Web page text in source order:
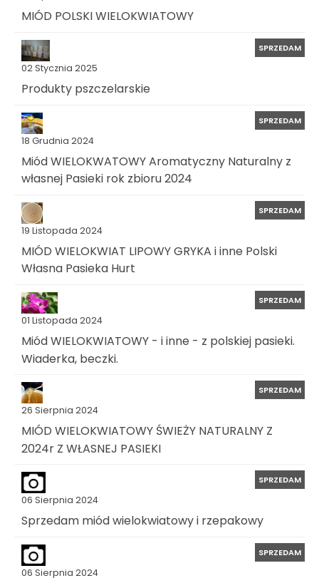
MIÓD POLSKI WIELOKWIATOWY
02 Stycznia 2025
SPRZEDAM
Produkty pszczelarskie
18 Grudnia 2024
SPRZEDAM
Miód WIELOKWATOWY Aromatyczny Naturalny z
własnej Pasieki rok zbioru 2024
19 Listopada 2024
SPRZEDAM
MIÓD WIELOKWIAT LIPOWY GRYKA i inne Polski
Własna Pasieka Hurt
01 Listopada 2024
SPRZEDAM
Miód WIELOKWIATOWY - i inne - z polskiej pasieki.
Wiaderka, beczki.
26 Sierpnia 2024
SPRZEDAM
MIÓD WIELOKWIATOWY ŚWIEŻY NATURALNY Z
2024r Z WŁASNEJ PASIEKI
06 Sierpnia 2024
SPRZEDAM
Sprzedam miód wielokwiatowy i rzepakowy
06 Sierpnia 2024
SPRZEDAM